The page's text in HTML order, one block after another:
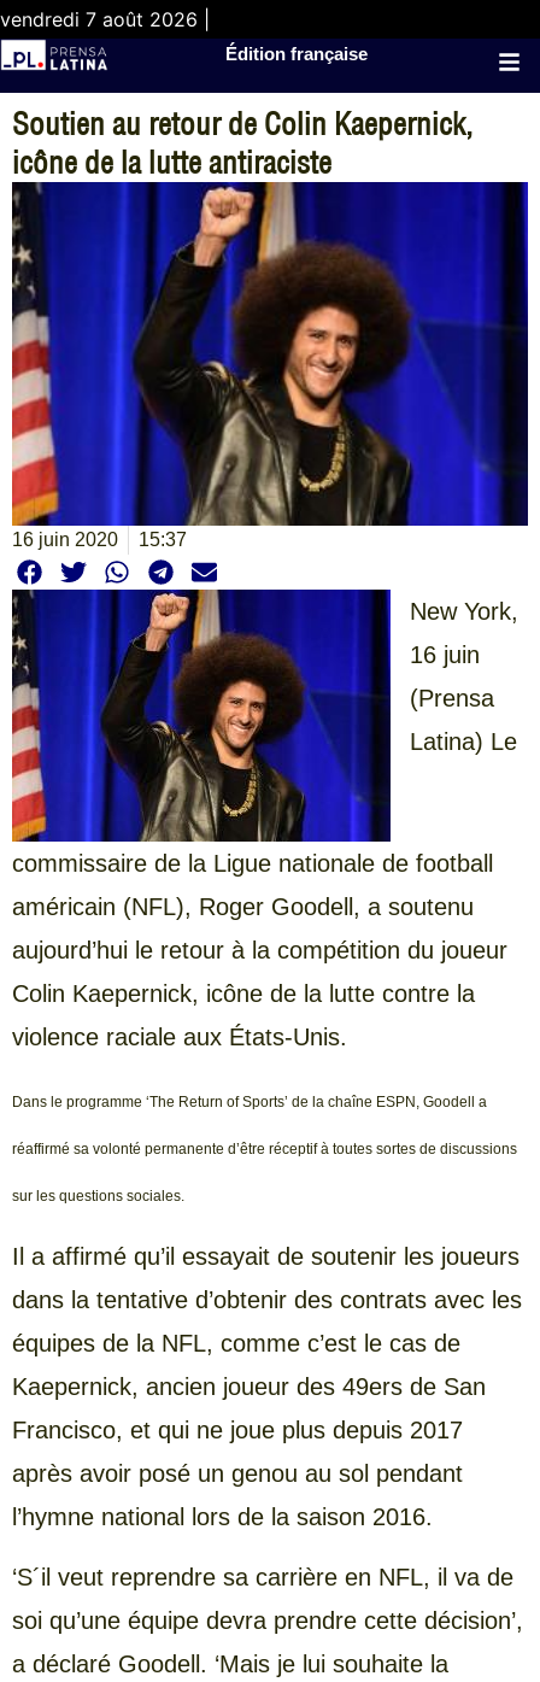
vendredi 7 août 2026 |
Édition française
Soutien au retour de Colin Kaepernick,
icône de la lutte antiraciste
16 juin 2020 15:37
New York,
16 juin
(Prensa
Latina) Le
commissaire de la Ligue nationale de football
américain (NFL), Roger Goodell, a soutenu
aujourd’hui le retour à la compétition du joueur
Colin Kaepernick, icône de la lutte contre la
violence raciale aux États-Unis.
Dans le programme ‘The Return of Sports’ de la chaîne ESPN, Goodell a
réaffirmé sa volonté permanente d’être réceptif à toutes sortes de discussions
sur les questions sociales.
Il a affirmé qu’il essayait de soutenir les joueurs
dans la tentative d’obtenir des contrats avec les
équipes de la NFL, comme c’est le cas de
Kaepernick, ancien joueur des 49ers de San
Francisco, et qui ne joue plus depuis 2017
après avoir posé un genou au sol pendant
l’hymne national lors de la saison 2016.
‘S´il veut reprendre sa carrière en NFL, il va de
soi qu’une équipe devra prendre cette décision’,
a déclaré Goodell. ‘Mais je lui souhaite la